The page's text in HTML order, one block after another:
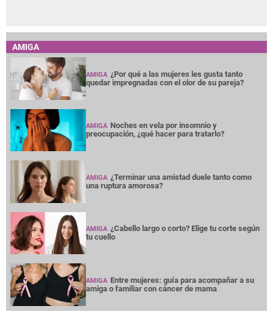
AMIGA
AMIGA ¿Por qué a las mujeres les gusta tanto
quedar impregnadas con el olor de su pareja?
AMIGA Noches en vela por insomnio y
preocupación, ¿qué hacer para tratarlo?
AMIGA ¿Terminar una amistad duele tanto como
una ruptura amorosa?
AMIGA ¿Cabello largo o corto? Elige tu corte según
tu cuello
AMIGA Entre mujeres: guía para acompañar a su
amiga o familiar con cáncer de mama